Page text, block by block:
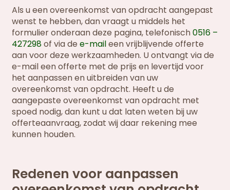
Als u een overeenkomst van opdracht aangepast
wenst te hebben, dan vraagt u middels het
formulier onderaan deze pagina, telefonisch0516 –
427298of via dee-maileen vrijblijvende offerte
aan voor deze werkzaamheden. U ontvangt via de
e-mail een offerte met de prijs en levertijd voor
het aanpassen en uitbreiden van uw
overeenkomst van opdracht. Heeft u de
aangepaste overeenkomst van opdracht met
spoed nodig, dan kunt u dat laten weten bij uw
offerteaanvraag, zodat wij daar rekening mee
kunnen houden.
Redenen voor aanpassen